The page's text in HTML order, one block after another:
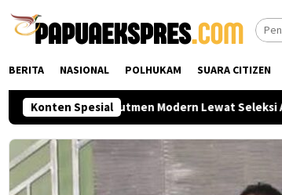
BERITA NASIONAL POLHUKAM SUARA CITIZEN
Konten Spesial
Polri Perkuat Rekrutmen Modern Lewat Seleksi